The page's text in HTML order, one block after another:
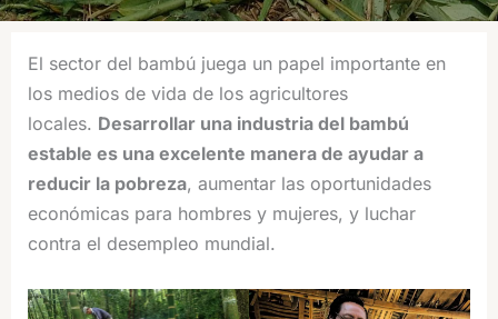
El sector del bambú juega un papel importante en
los medios de vida de los agricultores
locales. Desarrollar una industria del bambú
estable es una excelente manera de ayudar a
reducir la pobreza, aumentar las oportunidades
económicas para hombres y mujeres, y luchar
contra el desempleo mundial.